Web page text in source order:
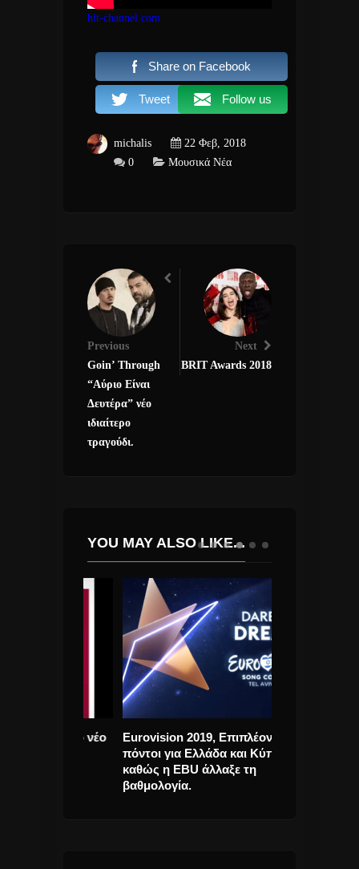
hit-channel.com
Share on Facebook
Tweet Follow us
michalis
22 Φεβ, 2018
0
Μουσικά Νέα
Previous
Goin’ Through
“Αύριο Είναι
Δευτέρα” νέο
ιδιαίτερο
τραγούδι.
Next
BRIT Awards 2018
YOU MAY ALSO LIKE...
Eurovision 2019, Επιπλέον
πόντοι για Ελλάδα και Κύπρο
καθώς η EBU άλλαξε τη
βαθμολογία.